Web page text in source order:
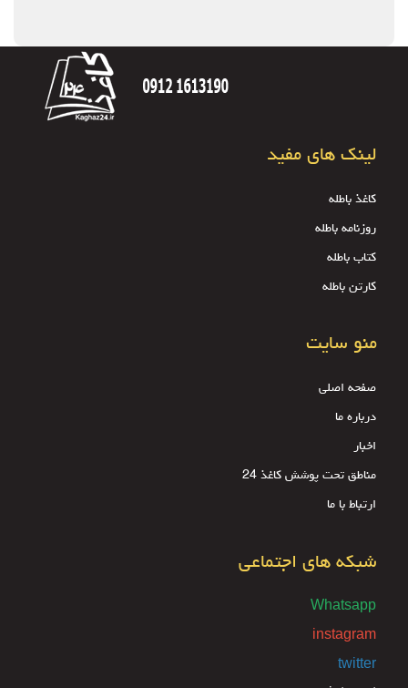
لینک های مفید
کاغذ باطله
روزنامه باطله
کتاب باطله
کارتن باطله
منو سایت
صفحه اصلی
درباره ما
اخبار
مناطق تحت پوشش کاغذ 24
ارتباط با ما
شبکه های اجتماعی
Whatsapp
instagram
twitter